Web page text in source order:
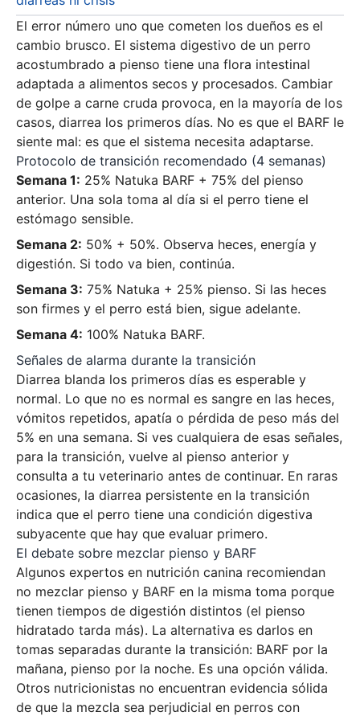
El error número uno que cometen los dueños es el
cambio brusco. El sistema digestivo de un perro
acostumbrado a pienso tiene una flora intestinal
adaptada a alimentos secos y procesados. Cambiar
de golpe a carne cruda provoca, en la mayoría de los
casos, diarrea los primeros días. No es que el BARF le
siente mal: es que el sistema necesita adaptarse.
Protocolo de transición recomendado (4 semanas)
Semana 1: 25% Natuka BARF + 75% del pienso
anterior. Una sola toma al día si el perro tiene el
estómago sensible.
Semana 2: 50% + 50%. Observa heces, energía y
digestión. Si todo va bien, continúa.
Semana 3: 75% Natuka + 25% pienso. Si las heces
son firmes y el perro está bien, sigue adelante.
Semana 4: 100% Natuka BARF.
Señales de alarma durante la transición
Diarrea blanda los primeros días es esperable y
normal. Lo que no es normal es sangre en las heces,
vómitos repetidos, apatía o pérdida de peso más del
5% en una semana. Si ves cualquiera de esas señales,
para la transición, vuelve al pienso anterior y
consulta a tu veterinario antes de continuar. En raras
ocasiones, la diarrea persistente en la transición
indica que el perro tiene una condición digestiva
subyacente que hay que evaluar primero.
El debate sobre mezclar pienso y BARF
Algunos expertos en nutrición canina recomiendan
no mezclar pienso y BARF en la misma toma porque
tienen tiempos de digestión distintos (el pienso
hidratado tarda más). La alternativa es darlos en
tomas separadas durante la transición: BARF por la
mañana, pienso por la noche. Es una opción válida.
Otros nutricionistas no encuentran evidencia sólida
de que la mezcla sea perjudicial en perros con